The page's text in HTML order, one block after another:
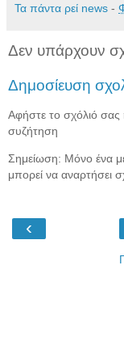
Τα πάντα ρεί news -
Δεν υπάρχουν
Δημοσίευση
Αφήστε το σχόλιό σας
συζήτηση
Σημείωση: Μόνο ένα
μπορεί να αναρτήσει
‹